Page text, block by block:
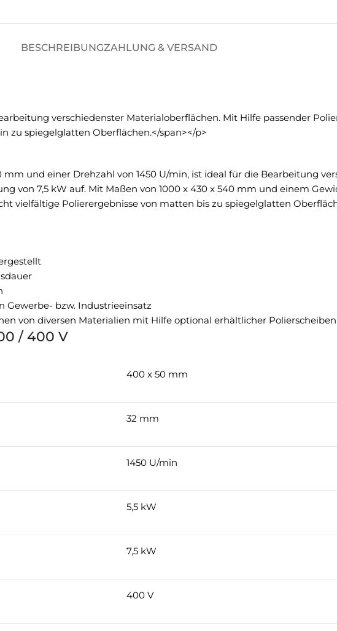
BESCHREIBUNGZAHLUNG & VERSAND
verschiedenster Materialoberflächen. Mit Hilfe passender
zu spiegelglatten Oberflächen.</span></p>
und einer Drehzahl von 1450 U/min, ist ideal für die Bearbeitung
von 7,5 kW auf. Mit Maßen von 1000 x 430 x 540 mm und einem
vielfältige Polierergebnisse von matten bis zu spiegelglatten
Gewerbe- bzw. Industrieeinsatz
von diversen Materialien mit Hilfe optional erhältlicher
/ 400 V
400 x 50 mm
32 mm
1450 U/min
5,5 kW
7,5 kW
400 V